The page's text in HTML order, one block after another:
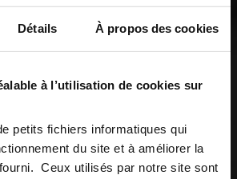
Détails À propos des cookies
à l’utilisation de cookies sur
petits fichiers informatiques qui
du site et à améliorer la
Ceux utilisés par notre site sont
Interprofessionnelle adhérente à
de la Mutualité Française, est
artisans, commerçants,
étudiants, retraités, entreprises… La
en matière de protection
et de prévoyance retraite